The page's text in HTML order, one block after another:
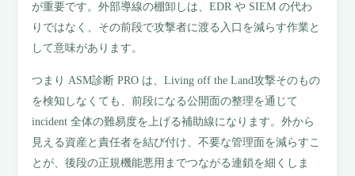
が重要です。外部導線の棚卸しは、EDR や SIEM の代わ
りではなく、その前段で攻撃者に渡る入口を減らす作業と
して意味があります。
つまり ASM診断 PRO は、Living off the Land攻撃そのもの
を検知しなくても、前段になる公開面の整理を通じて
incident 全体の難易度を上げる補助線になります。外から
見える資産と責任者を結び付け、不要な管理面を減らすこ
とが、後段の正規機能悪用までつながる連鎖を細くしま